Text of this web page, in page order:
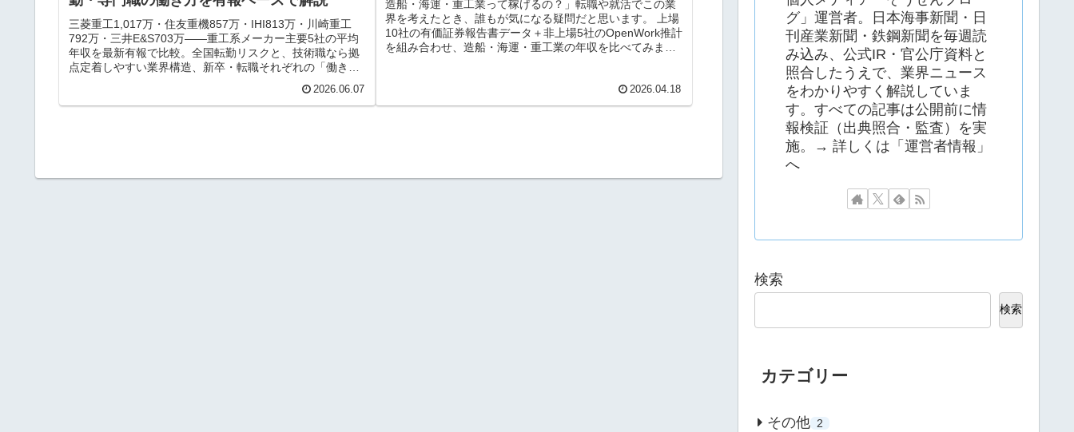
三菱重工1,017万・住友重機857万・IHI813万・川崎重工
792万・三井E&S703万——重工系メーカー主要5社の平均
年収を最新有報で比較。全国転勤リスクと、技術職なら拠
点定着しやすい業界構造、新卒・転職それぞれの「働き方
2026.06.07
造船・海運・重工業って稼げるの？」転職や就活でこの業
界を考えたとき、誰もが気になる疑問だと思います。 上場
10社の有価証券報告書データ＋非上場5社のOpenWork推計
を組み合わせ、造船・海運・重工業の年収を比べてみまし
2026.04.18
グ」運営者。日本海事新聞・日
刊産業新聞・鉄鋼新聞を毎週読
み込み、公式IR・官公庁資料と
照合したうえで、業界ニュース
をわかりやすく解説していま
す。すべての記事は公開前に情
報検証（出典照合・監査）を実
施。→ 詳しくは「運営者情報」
へ
検索
検索
カテゴリー
その他 2